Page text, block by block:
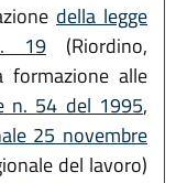
della legge
19 (Riordino,
formazione alle
n. 54 del 1995,
25 novembre
del lavoro)